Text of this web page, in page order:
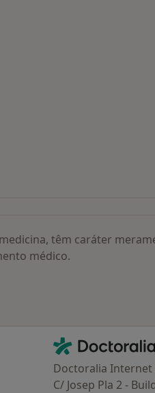
têm caráter
médico.
Contacto
Doctoralia - Homepage
Doctoralia Internet
C/ Josep Pla 2 -